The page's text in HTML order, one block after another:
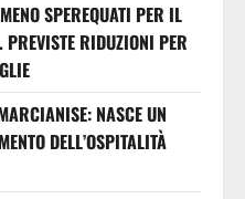
SPEREQUATI PER IL
PREVISTE RIDUZIONI PER
NASCE UN
DELL’OSPITALITÀ